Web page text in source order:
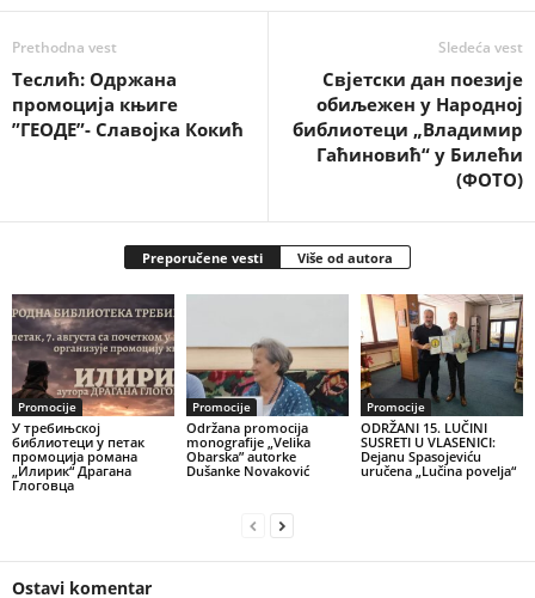
Prethodna vest
Теслић: Одржана
промоција књиге
”ГЕОДЕ”- Славојка Кокић
Sledeća vest
Свјетски дан поезије
обиљежен у Народној
библиотеци „Владимир
Гаћиновић“ у Билећи
(ФОТО)
Preporučene vesti Više od autora
Promocije
У требињској
библиотеци у петак
промоција романа
„Илирик“ Драгана
Глоговца
Promocije
Održana promocija
monografije „Velika
Obarska” autorke
Dušanke Novaković
Promocije
ODRŽANI 15. LUČINI
SUSRETI U VLASENICI:
Dejanu Spasojeviću
uručena „Lučina povelja“
Ostavi komentar